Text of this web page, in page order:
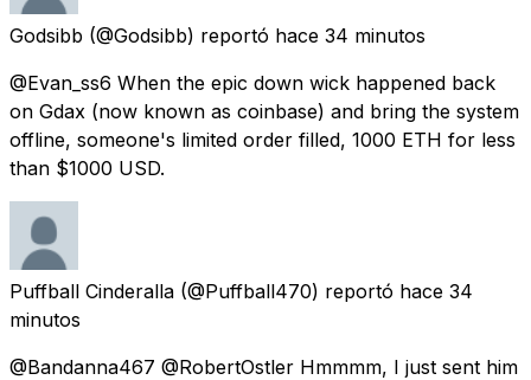
Godsibb (@Godsibb) reportó hace 34 minutos
@Evan_ss6 When the epic down wick happened back
on Gdax (now known as coinbase) and bring the system
offline, someone's limited order filled, 1000 ETH for less
than $1000 USD.
Puffball Cinderalla (@Puffball470) reportó hace 34
minutos
@Bandanna467 @RobertOstler Hmmmm, I just sent him